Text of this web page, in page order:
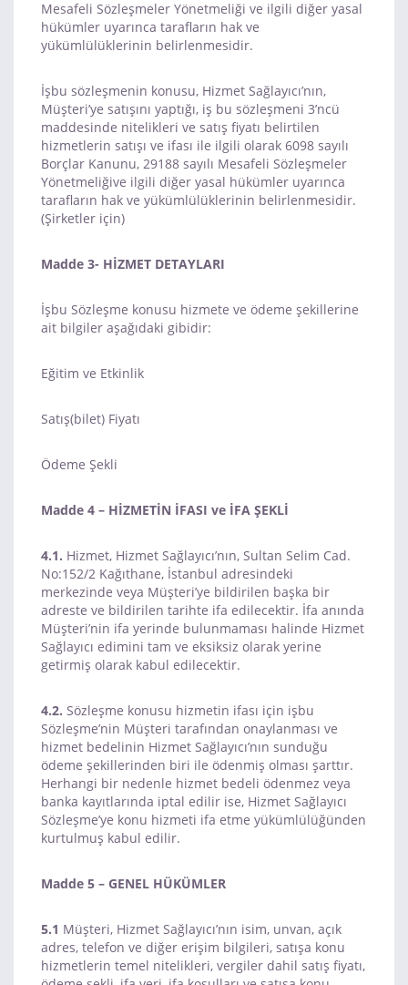
Mesafeli Sözleşmeler Yönetmeliği ve ilgili diğer yasal
hükümler uyarınca tarafların hak ve
yükümlülüklerinin belirlenmesidir.
İşbu sözleşmenin konusu, Hizmet Sağlayıcı’nın,
Müşteri’ye satışını yaptığı, iş bu sözleşmeni 3’ncü
maddesinde nitelikleri ve satış fiyatı belirtilen
hizmetlerin satışı ve ifası ile ilgili olarak 6098 sayılı
Borçlar Kanunu, 29188 sayılı Mesafeli Sözleşmeler
Yönetmeliğive ilgili diğer yasal hükümler uyarınca
tarafların hak ve yükümlülüklerinin belirlenmesidir.
(Şirketler için)
Madde 3- HİZMET DETAYLARI
İşbu Sözleşme konusu hizmete ve ödeme şekillerine
ait bilgiler aşağıdaki gibidir:
Eğitim ve Etkinlik
Satış(bilet) Fiyatı
Ödeme Şekli
Madde 4 – HİZMETİN İFASI ve İFA ŞEKLİ
4.1. Hizmet, Hizmet Sağlayıcı’nın, Sultan Selim Cad.
No:152/2 Kağıthane, İstanbul adresindeki
merkezinde veya Müşteri’ye bildirilen başka bir
adreste ve bildirilen tarihte ifa edilecektir. İfa anında
Müşteri’nin ifa yerinde bulunmaması halinde Hizmet
Sağlayıcı edimini tam ve eksiksiz olarak yerine
getirmiş olarak kabul edilecektir.
4.2. Sözleşme konusu hizmetin ifası için işbu
Sözleşme’nin Müşteri tarafından onaylanması ve
hizmet bedelinin Hizmet Sağlayıcı’nın sunduğu
ödeme şekillerinden biri ile ödenmiş olması şarttır.
Herhangi bir nedenle hizmet bedeli ödenmez veya
banka kayıtlarında iptal edilir ise, Hizmet Sağlayıcı
Sözleşme’ye konu hizmeti ifa etme yükümlülüğünden
kurtulmuş kabul edilir.
Madde 5 – GENEL HÜKÜMLER
5.1 Müşteri, Hizmet Sağlayıcı’nın isim, unvan, açık
adres, telefon ve diğer erişim bilgileri, satışa konu
hizmetlerin temel nitelikleri, vergiler dahil satış fiyatı,